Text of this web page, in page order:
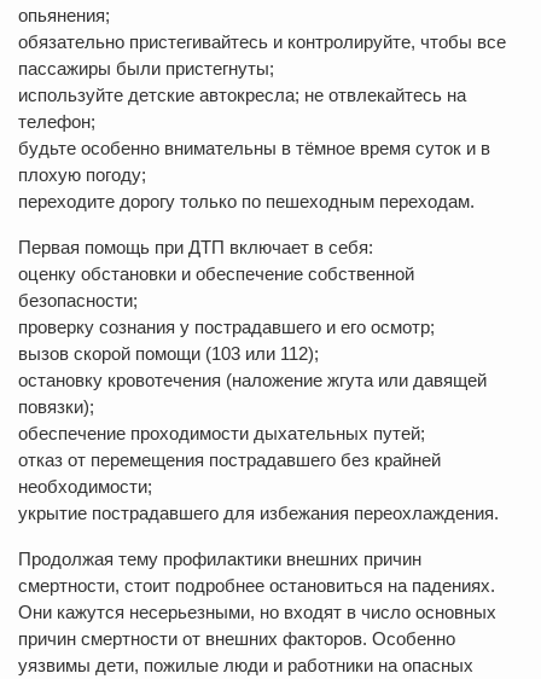
опьянения;
обязательно пристегивайтесь и контролируйте, чтобы все
пассажиры были пристегнуты;
используйте детские автокресла; не отвлекайтесь на
телефон;
будьте особенно внимательны в тёмное время суток и в
плохую погоду;
переходите дорогу только по пешеходным переходам.
Первая помощь при ДТП включает в себя:
оценку обстановки и обеспечение собственной
безопасности;
проверку сознания у пострадавшего и его осмотр;
вызов скорой помощи (103 или 112);
остановку кровотечения (наложение жгута или давящей
повязки);
обеспечение проходимости дыхательных путей;
отказ от перемещения пострадавшего без крайней
необходимости;
укрытие пострадавшего для избежания переохлаждения.
Продолжая тему профилактики внешних причин
смертности, стоит подробнее остановиться на падениях.
Они кажутся несерьезными, но входят в число основных
причин смертности от внешних факторов. Особенно
уязвимы дети, пожилые люди и работники на опасных